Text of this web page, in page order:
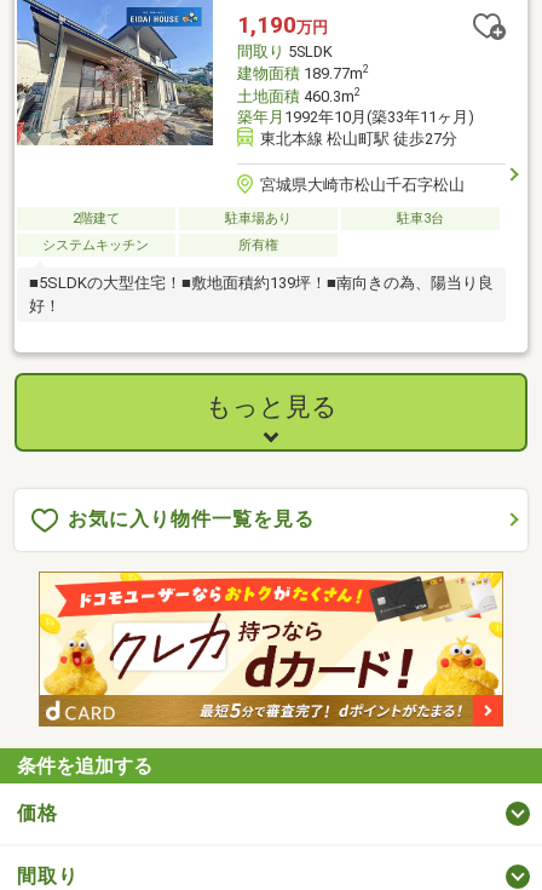
1,190万円
間取り 5SLDK
建物面積189.77m2
土地面積460.3m2
築年月 1992年10月(築33年11ヶ月)
東北本線 松山町駅 徒歩27分
宮城県大崎市松山千石字松山
2階建て 駐車場あり
駐車3台
システムキッチン
所有権
■5SLDKの大型住宅！■敷地面積約139坪！■南向きの為、陽当り良
好！
もっと見る
お気に入り物件一覧を見る
条件を追加する
価格
間取り